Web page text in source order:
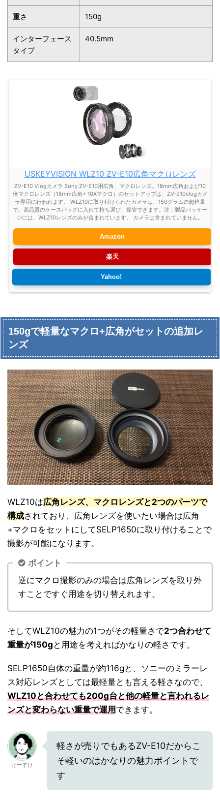
重さ 150g
インターフェース
タイプ
40.5mm
USKEYVISION WLZ10 ZV-E10広角マクロレンズ
ZV-E10 Vlogカメラ Sony ZV-E10用広角、マクロレンズ。18mm広角および10
倍マクロレンズ（18mm広角+ 10Xマクロ）のセットアップは、ZV-E10vlogカメ
ラ専用に行われます。 WLZ10に取り付けられたカメラは、150グラムの超軽量
で、高品質のケースバッグに入れて持ち運び、保管できます。注：製品パッケー
ジには、WLZ10レンズのみが含まれています。 カメラは含まれていません。
Amazon
楽天
Yahoo!
150gで軽量なマクロ+広角がセットの追加レ
ンズ
WLZ10は広角レンズ、マクロレンズと2つのパーツで
構成されており、広角レンズを使いたい場合は広角
+マクロをセットにしてSELP1650に取り付けることで
撮影が可能になります。
ポイント
逆にマクロ撮影のみの場合は広角レンズを取り外
すことですぐ用途を切り替えれます。
そしてWLZ10の魅力の1つがその軽量さで2つ合わせて
重量が150g と用途を考えればかなりの軽さです。
SELP1650自体の重量が約116gと、ソニーのミラーレ
ス対応レンズとしては最軽量とも言える軽さなので、
WLZ10と合わせても200g台と他の軽量と言われるレ
ンズと変わらない重量で運用できます。
けーすけ
軽さが売りでもあるZV-E10だからこ
そ軽いのはかなりの魅力ポイントで
す